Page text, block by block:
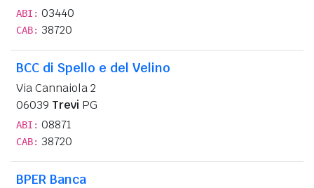
ABI: 03440
CAB: 38720
BCC di Spello e del Velino
Via Cannaiola 2
06039 Trevi PG
ABI: 08871
CAB: 38720
BPER Banca